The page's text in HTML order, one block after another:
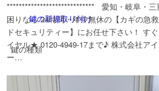
鍵の新規取り付け
鍵の種類
家・事務所の鍵
***************************** 愛知・岐阜・三
困りなら 24時間・年中無休の【カギの急
ドセキュリティー】にお任せ下さい！ す
イヤル★ 0120-4949-17まで♪ 株式会社ア
ー…